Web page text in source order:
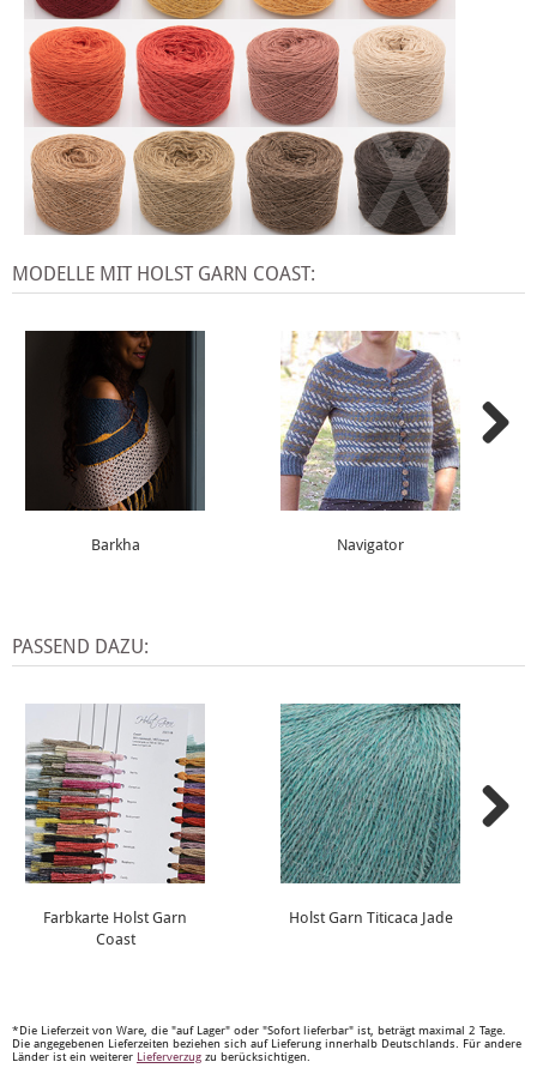
X
MODELLE MIT HOLST GARN COAST:
Barkha Navigator
PASSEND DAZU:
Farbkarte Holst Garn
Coast
Holst Garn Titicaca Jade
*Die Lieferzeit von Ware, die "auf Lager" oder "Sofort lieferbar" ist, beträgt maximal 2 Tage.
Die angegebenen Lieferzeiten beziehen sich auf Lieferung innerhalb Deutschlands. Für andere
Länder ist ein weiterer Lieferverzug zu berücksichtigen.